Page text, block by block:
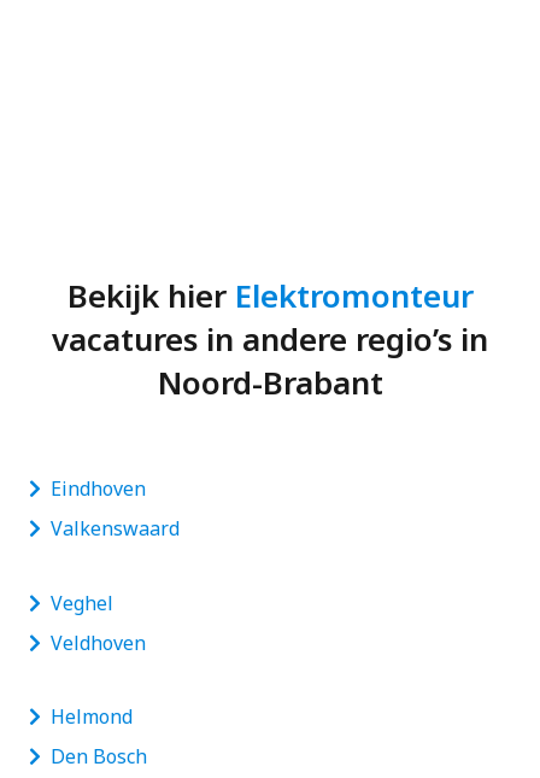
Bekijk hier Elektromonteur
vacatures in andere regio’s in
Noord-Brabant
Eindhoven
Valkenswaard
Veghel
Veldhoven
Helmond
Den Bosch